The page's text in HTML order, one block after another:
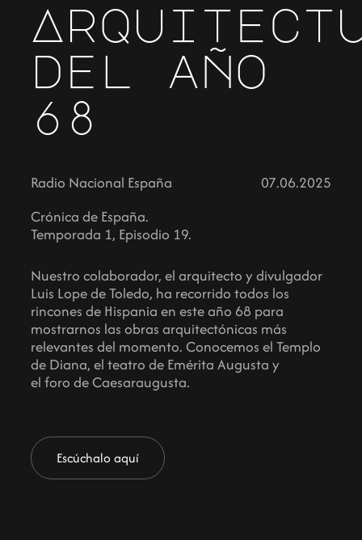
del año
68
Radio Nacional España
07.06.2025
Crónica de España.
Temporada 1, Episodio 19.
Nuestro colaborador, el arquitecto y divulgador
Luis Lope de Toledo, ha recorrido todos los
rincones de Hispania en este año 68 para
mostrarnos las obras arquitectónicas más
relevantes del momento. Conocemos el Templo
de Diana, el teatro de Emérita Augusta y
el foro de Caesaraugusta.
Escúchalo aquí